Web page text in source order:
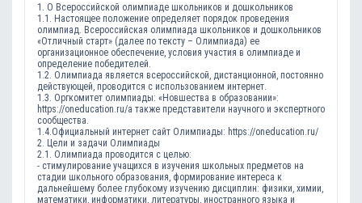
1. О Всероссийской олимпиаде школьников и дошкольников
1.1. Настоящее положение определяет порядок проведения
олимпиад. Всероссийская олимпиада школьников и дошкольников
«Отличный старт» (далее по тексту – Олимпиада) ее
организационное обеспечение, условия участия в олимпиаде и
определение победителей.
1.2. Олимпиада является всероссийской, дистанционной, постоянно
действующей, проводится с использованием интернет.
1.3. Оргкомитет олимпиады: «Новшества в образовании»:
https://oneducation.ru/а также представители научного и экспертного
сообщества.
1.4.Официальный интернет сайт Олимпиады: https://oneducation.ru/
2. Цели и задачи Олимпиады
2.1. Олимпиада проводится с целью:
- стимулирование учащихся в изучения школьных предметов на
стадии школьного образования, формирование интереса к
дальнейшему более глубокому изучению дисциплин: физики, химии,
математики, информатики, литературы, иностранного языка и